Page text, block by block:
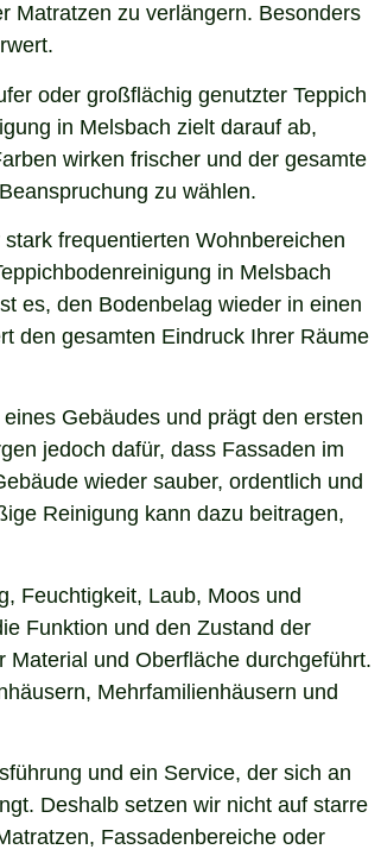
Matratzen zu verlängern. Besonders
oder großflächig genutzter Teppich
in Melsbach zielt darauf ab,
wirken frischer und der gesamte
zu wählen.
frequentierten Wohnbereichen
in Melsbach
es, den Bodenbelag wieder in einen
den gesamten Eindruck Ihrer Räume
Gebäudes und prägt den ersten
jedoch dafür, dass Fassaden im
wieder sauber, ordentlich und
Reinigung kann dazu beitragen,
Feuchtigkeit, Laub, Moos und
Funktion und den Zustand der
und Oberfläche durchgeführt.
Mehrfamilienhäusern und
und ein Service, der sich an
Deshalb setzen wir nicht auf starre
Fassadenbereiche oder